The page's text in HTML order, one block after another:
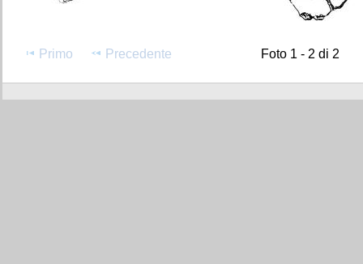
Primo Precedente Foto 1 - 2 di 2